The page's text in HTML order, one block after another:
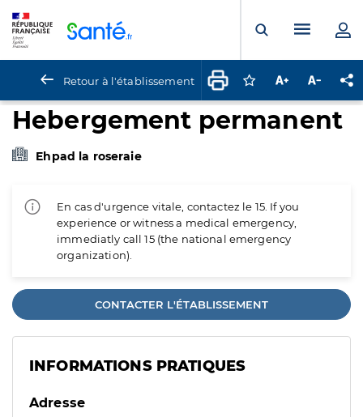
Ouvrir laMenu
Retour à l'établissement Connectez-vous
Augmenter la
Hebergement permanent
Ehpad la roseraie
En cas d'urgence vitale, contactez le 15. If you
experience or witness a medical emergency,
immediatly call 15 (the national emergency
organization).
CONTACTER L'ÉTABLISSEMENT
INFORMATIONS PRATIQUES
Adresse